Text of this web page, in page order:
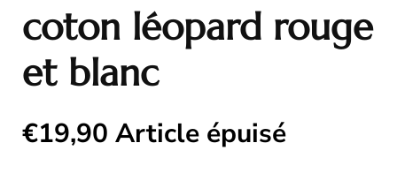
coton léopard rouge
et blanc
€19,90 Article épuisé